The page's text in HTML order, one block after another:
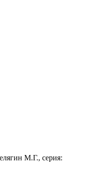
М.Г., серия: